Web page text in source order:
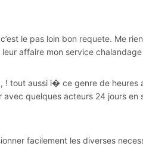
le pas loin bon requete. Me
affaire mon service
tout aussi i� ce genre de heures
quelques acteurs 24 jours en
facilement les diverses